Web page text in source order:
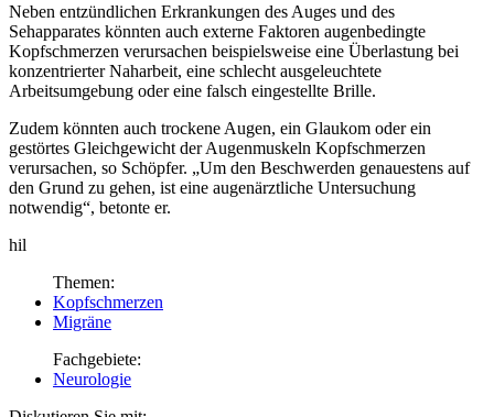
Neben entzündlichen Erkrankungen des Auges und des
Sehapparates könnten auch externe Faktoren augen­bedingte
Kopfschmerzen verursachen beispielsweise eine Überlastung bei
konzentrierter Naharbeit, eine schlecht ausgeleuchtete
Arbeitsumgebung oder eine falsch eingestellte Brille.
Zudem könnten auch trockene Augen, ein Glaukom oder ein
gestörtes Gleichgewicht der Augenmuskeln Kopf­schmerzen
verursachen, so Schöpfer. „Um den Beschwerden genauestens auf
den Grund zu gehen, ist eine augenärztliche Untersuchung
notwendig“, betonte er.
hil
Themen:
Kopfschmerzen
Migräne
Fachgebiete:
Neurologie